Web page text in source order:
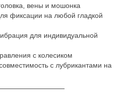
вены и мошонка
фиксации на любой гладкой
для индивидуальной
с колесиком
с лубрикантами на